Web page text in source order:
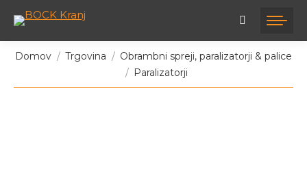
Tukaj ste:
Domov Trgovina
Obrambni spreji, paralizatorji & palice
Paralizatorji